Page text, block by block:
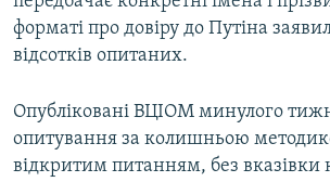
форматі про довіру до Путіна
відсотків опитаних.
Опубліковані ВЦІОМ минулого
опитування за колишньою
відкритим питанням, без вказівки